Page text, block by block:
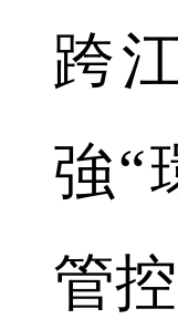
跨
強“
管控